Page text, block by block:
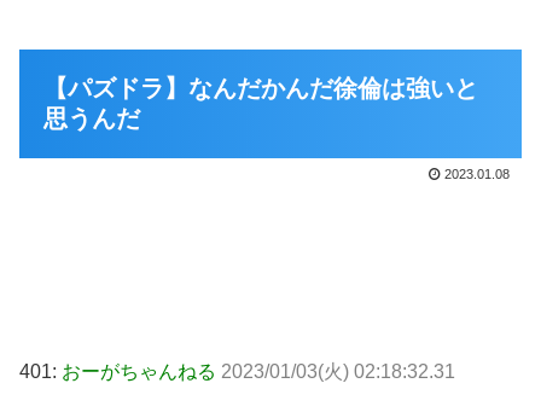
【パズドラ】なんだかんだ徐倫は強いと
思うんだ
2023.01.08
401: おーがちゃんねる 2023/01/03(火) 02:18:32.31